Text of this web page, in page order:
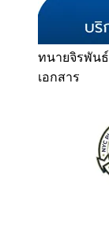
ทนายจิรพันธ์
เอกสาร